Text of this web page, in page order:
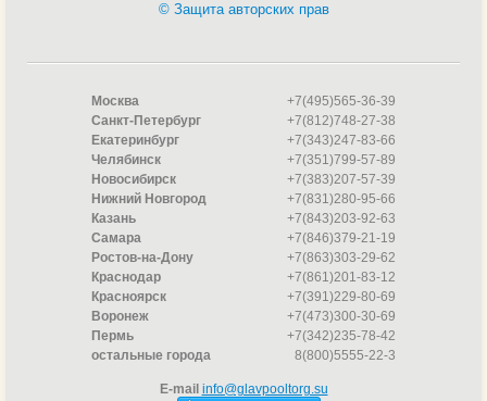
Бежевый / песочный
И, конечно, классический белый
Такие детали станут идеальным решением для
дизайнерских бассейнов, придавая завершённость и
индивидуальность каждому проекту.
Заказывайте онлайн — и воплотите идею без
компромиссов между эстетикой и качеством!
© Защита авторских прав
Москва
+7(495)565-36-39
Санкт-Петербург
+7(812)748-27-38
Екатеринбург
+7(343)247-83-66
Челябинск
+7(351)799-57-89
Новосибирск
+7(383)207-57-39
Нижний Новгород
+7(831)280-95-66
Казань
+7(843)203-92-63
Самара
+7(846)379-21-19
Ростов-на-Дону
+7(863)303-29-62
Краснодар
+7(861)201-83-12
Красноярск
+7(391)229-80-69
Воронеж
+7(473)300-30-69
Пермь
+7(342)235-78-42
остальные города
8(800)5555-22-3
E-mail info@glavpooltorg.su